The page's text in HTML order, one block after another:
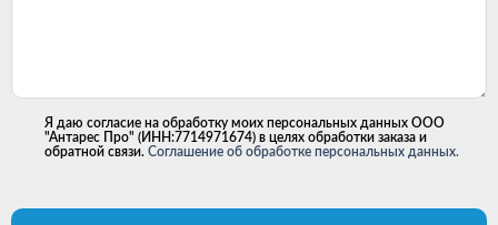
Я даю согласие на обработку моих персональных данных ООО
"Антарес Про" (ИНН:7714971674) в целях обработки заказа и
обратной связи. Соглашение об обработке персональных данных.